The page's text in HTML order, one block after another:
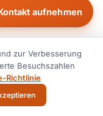
aufnehmen
zur Verbesserung
Besuchszahlen
Richtlinie